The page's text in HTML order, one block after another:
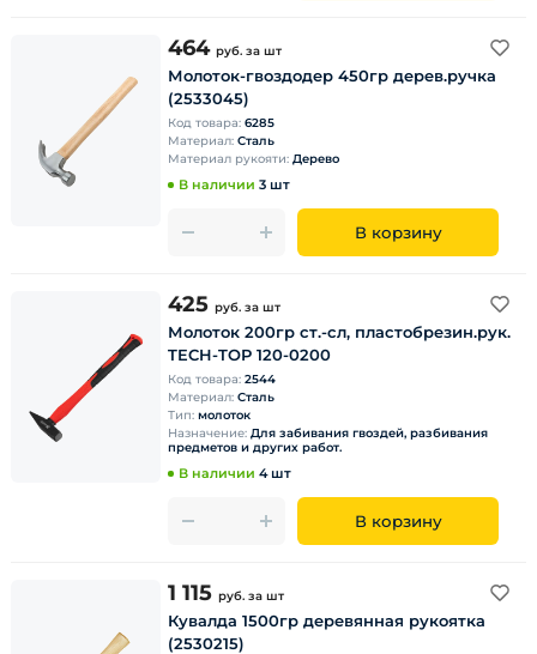
464 руб. за шт
Молоток-гвоздодер 450гр дерев.ручка
(2533045)
Код товара: 6285
Материал: Сталь
Материал рукояти: Дерево
В наличии 3 шт
В корзину
425 руб. за шт
Молоток 200гр ст.-сл, пластобрезин.рук.
TECH-TOP 120-0200
Код товара: 2544
Материал: Сталь
Тип: молоток
Назначение: Для забивания гвоздей, разбивания
предметов и других работ.
В наличии 4 шт
В корзину
1 115 руб. за шт
Кувалда 1500гр деревянная рукоятка
(2530215)